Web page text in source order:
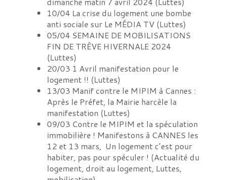
10/04 La crise du logement une bombe
anti sociale sur Le MÉDIA TV (Luttes)
05/04 SEMAINE DE MOBILISATIONS
FIN DE TRÊVE HIVERNALE 2024
(Luttes)
20/03 1 Avril manifestation pour le
logement !! (Luttes)
13/03 Manif contre le MIPIM à Cannes :
Après le Préfet, la Mairie harcèle la
manifestation (Luttes)
09/03 Contre le MIPIM et la spéculation
immobilière ! Manifestons à CANNES les
12 et 13 mars, Un logement c’est pour
habiter, pas pour spéculer ! (Actualité du
logement, droit au logement, Luttes,